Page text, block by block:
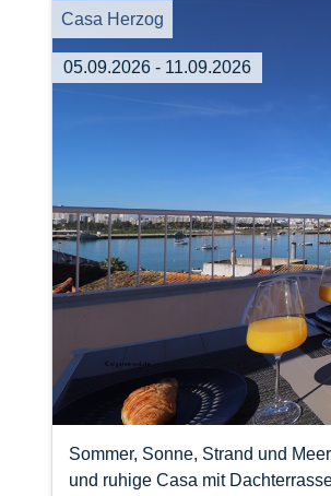
Casa Herzog
Sommer, Sonne, Strand und
und ruhige Casa mit
05.09.2026 - 11.09.2026